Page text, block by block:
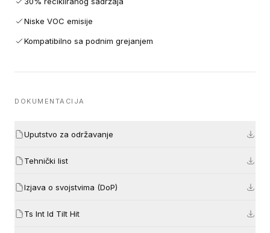
Niske VOC emisije
Kompatibilno sa podnim grejanjem
DOKUMENTACIJA
Uputstvo za održavanje
Tehnički list
Izjava o svojstvima (DoP)
Ts Int Id Tilt Hit